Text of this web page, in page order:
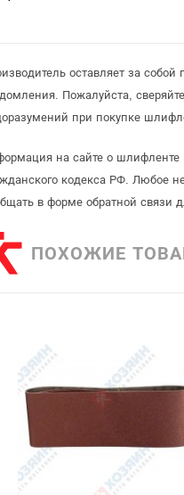
оставляет за
Пожалуйста,
при покупке
на сайте о шлифленте
кодекса РФ. Любое
в форме обратной связи
ПОХОЖИЕ